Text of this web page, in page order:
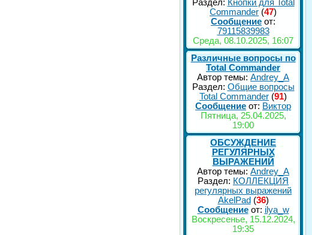
Раздел: Кнопки для Total
Commander (47)
Сообщение от:
79115839983
Среда, 08.10.2025, 16:07
Различные вопросы по
Total Commander
Автор темы: Andrey_A
Раздел: Общие вопросы
Total Commander (91)
Сообщение от: Виктор
Пятница, 25.04.2025,
19:00
ОБСУЖДЕНИЕ
РЕГУЛЯРНЫХ
ВЫРАЖЕНИЙ
Автор темы: Andrey_A
Раздел: КОЛЛЕКЦИЯ
регулярных выражений
AkelPad (36)
Сообщениеот: ilya_w
Воскресенье, 15.12.2024,
19:35